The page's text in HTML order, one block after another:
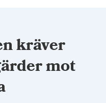
kräver
mot